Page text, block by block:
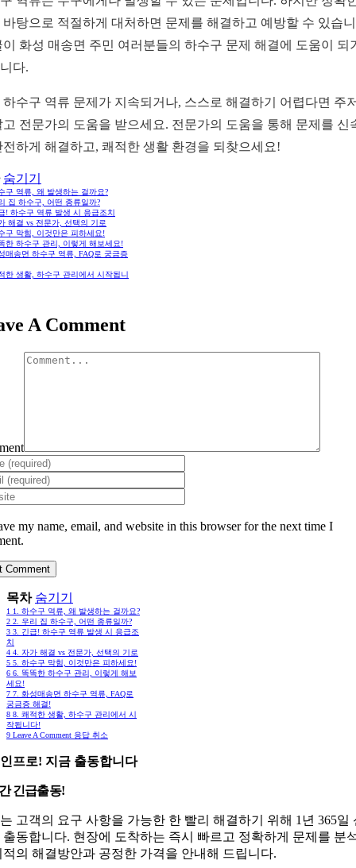
바탕으로 적절하게 대처하면 문제를 해결하고 예방할 수 있습
이 화성 매송면 주민 여러분들의 하수구 문제 해결에 도움이 되
다.
하수구 역류 문제가 지속되거나, 스스로 해결하기 어렵다면 주
고 전문가의 도움을 받으세요. 전문가의 도움을 통해 문제를 신
전하게 해결하고, 쾌적한 생활 환경을 되찾으세요!
숨기기
구 역류, 왜 발생하는 걸까요?
집 하수구, 어떤 종류일까?
! 하수구 역류 발생 시 응급조치
해결 vs 전문가, 선택의 기로
구 막힘, 이것만은 피하세요!
한 하수구 관리, 이렇게 해보세요!
매송면 하수구 역류, FAQ로 궁금증
한 생활, 하수구 관리에서 시작됩니
A Comment
my name, email, and website in this browser for the next time I
목차 숨기기
1 1. 하수구 역류, 왜 발생하는 걸까요?
2 2. 우리 집 하수구, 어떤 종류일까?
3 3. 긴급! 하수구 역류 발생 시 응급조
치
4 4. 자가 해결 vs 전문가, 선택의 기로
5 5. 하수구 막힘, 이것만은 피하세요!
6 6. 똑똑한 하수구 관리, 이렇게 해보
세요!
7 7. 화성매송면 하수구 역류, FAQ로
궁금증 해결!
8 8. 쾌적한 생활, 하수구 관리에서 시
작됩니다!
9 Leave A Comment 응답 취소
프로! 지금 출동합니다
긴급출동!
고객의 요구 사항을 가능한 한 빨리 해결하기 위해 1년 365일
출동합니다. 현장에 도착하는 즉시 빠르고 정확하게 문제를 분
적의 해결방안과 공정한 가격을 안내해 드립니다.